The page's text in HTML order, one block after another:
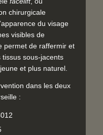
chirurgicale
du visage
visibles de
permet de raffermir et
sous-jacents
et plus naturel.
dans les deux
: